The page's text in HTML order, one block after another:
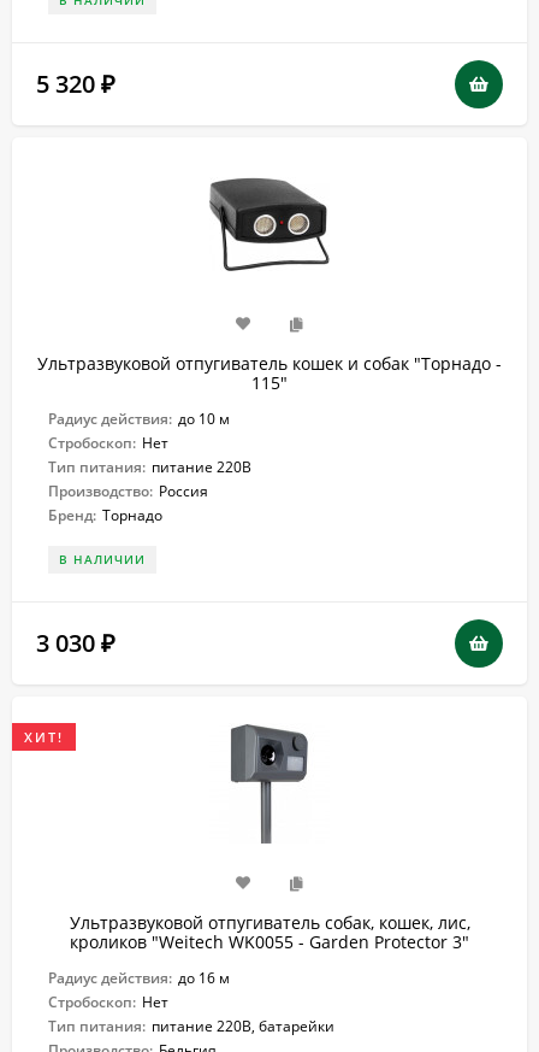
5 320 ₽
Ультразвуковой отпугиватель кошек и собак "Торнадо -
115"
Радиус действия: до 10 м
Стробоскоп: Нет
Тип питания: питание 220В
Производство: Россия
Бренд: Торнадо
В НАЛИЧИИ
3 030 ₽
ХИТ!
Ультразвуковой отпугиватель собак, кошек, лис,
кроликов "Weitech WK0055 - Garden Protector 3"
Радиус действия: до 16 м
Стробоскоп: Нет
Тип питания: питание 220В, батарейки